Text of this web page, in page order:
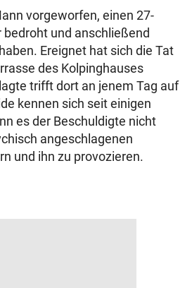
vorgeworfen, einen 27-
und anschließend
Ereignet hat sich die Tat
des Kolpinghauses
trifft dort an jenem Tag auf
kennen sich seit einigen
es der Beschuldigte nicht
angeschlagenen
und ihn zu provozieren.